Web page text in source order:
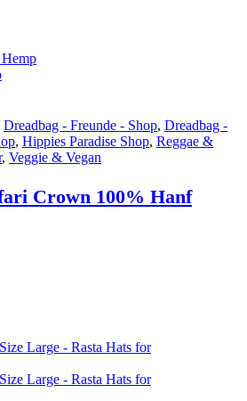
Dreadbag - Freunde - Shop, Dreadbag -
, Hippies Paradise Shop, Reggae &
, Veggie & Vegan
Crown 100% Hanf